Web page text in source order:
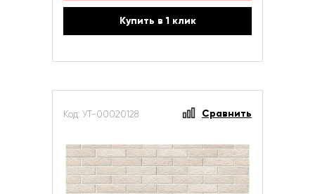
Купить в 1 клик
Код: УТ-00020128 Сравнить